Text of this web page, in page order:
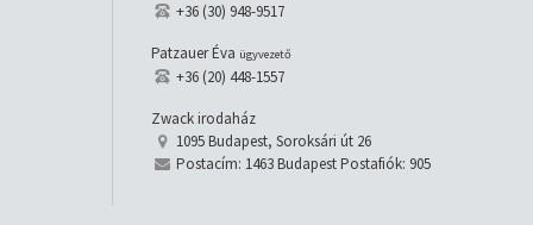
+36 (30) 948-9517
Patzauer Éva ügyvezető
+36 (20) 448-1557
Zwack irodaház
1095 Budapest, Soroksári út 26
Postacím: 1463 Budapest Postafiók: 905